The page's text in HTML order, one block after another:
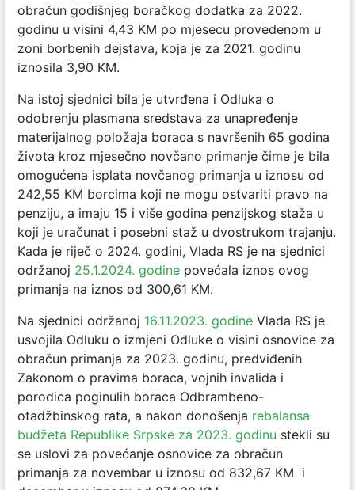
obračun godišnjeg boračkog dodatka za 2022.
godinu u visini 4,43 KM po mjesecu provedenom u
zoni borbenih dejstava, koja je za 2021. godinu
iznosila 3,90 KM.
Na istoj sjednici bila je utvrđena i Odluka o
odobrenju plasmana sredstava za unapređenje
materijalnog položaja boraca s navršenih 65 godina
života kroz mjesečno novčano primanje čime je bila
omogućena isplata novčanog primanja u iznosu od
242,55 KM borcima koji ne mogu ostvariti pravo na
penziju, a imaju 15 i više godina penzijskog staža u
koji je uračunat i posebni staž u dvostrukom trajanju.
Kada je riječ o 2024. godini, Vlada RS je na sjednici
održanoj 25.1.2024. godine povećala iznos ovog
primanja na iznos od 300,61 KM.
Na sjednici održanoj 16.11.2023. godine Vlada RS je
usvojila Odluku o izmjeni Odluke o visini osnovice za
obračun primanja za 2023. godinu, predviđenih
Zakonom o pravima boraca, vojnih invalida i
porodica poginulih boraca Odbrambeno-
otadžbinskog rata, a nakon donošenja rebalansa
budžeta Republike Srpske za 2023. godinu stekli su
se uslovi za povećanje osnovice za obračun
primanja za novembar u iznosu od 832,67 KM i